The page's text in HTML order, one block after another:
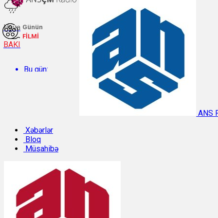
Hava
BAKI
Bu gün:
Temperatur: 32.3°C. Rütubət: 38%.
Sabah:
Günün
FİLMİ
ANS
Xəbərlər
Bloq
Müsahibə